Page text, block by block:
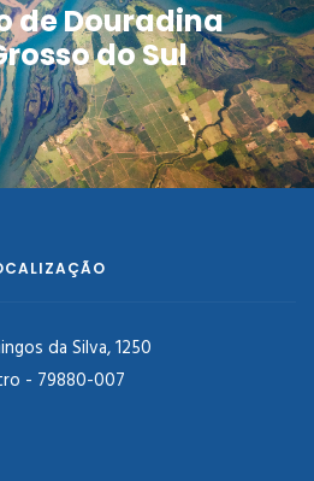
de Douradina
do Sul
da Silva, 1250
- 79880-007